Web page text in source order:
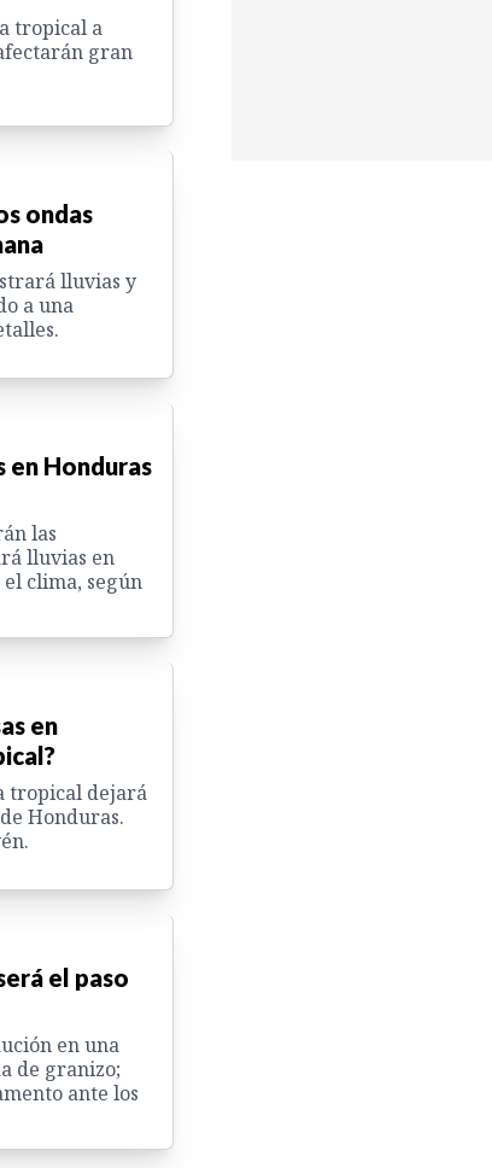
tropical a
gran
ondas
lluvias y
a una
en Honduras
las
lluvias en
clima, según
en
tropical dejará
Honduras.
el paso
en una
de granizo;
ante los